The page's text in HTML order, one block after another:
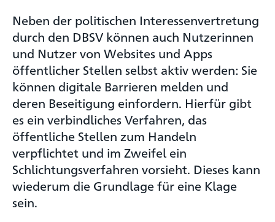
Neben der politischen Interessenvertretung
durch den DBSV können auch Nutzerinnen
und Nutzer von Websites und Apps
öffentlicher Stellen selbst aktiv werden: Sie
können digitale Barrieren melden und
deren Beseitigung einfordern. Hierfür gibt
es ein verbindliches Verfahren, das
öffentliche Stellen zum Handeln
verpflichtet und im Zweifel ein
Schlichtungsverfahren vorsieht. Dieses kann
wiederum die Grundlage für eine Klage
sein.